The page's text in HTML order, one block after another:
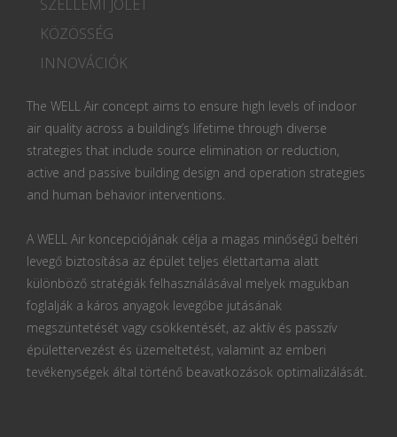
SZELLEMI JÓLÉT
KÖZÖSSÉG
INNOVÁCIÓK
The WELL Air concept aims to ensure high levels of indoor
air quality across a building’s lifetime through diverse
strategies that include source elimination or reduction,
active and passive building design and operation strategies
and human behavior interventions.
A WELL Air koncepciójának célja a magas minőségű beltéri
levegő biztosítása az épület teljes élettartama alatt
különböző stratégiák felhasználásával melyek magukban
foglalják a káros anyagok levegőbe jutásának
megszüntetését vagy csökkentését, az aktív és passzív
épülettervezést és üzemeltetést, valamint az emberi
tevékenységek által történő beavatkozások optimalizálását.